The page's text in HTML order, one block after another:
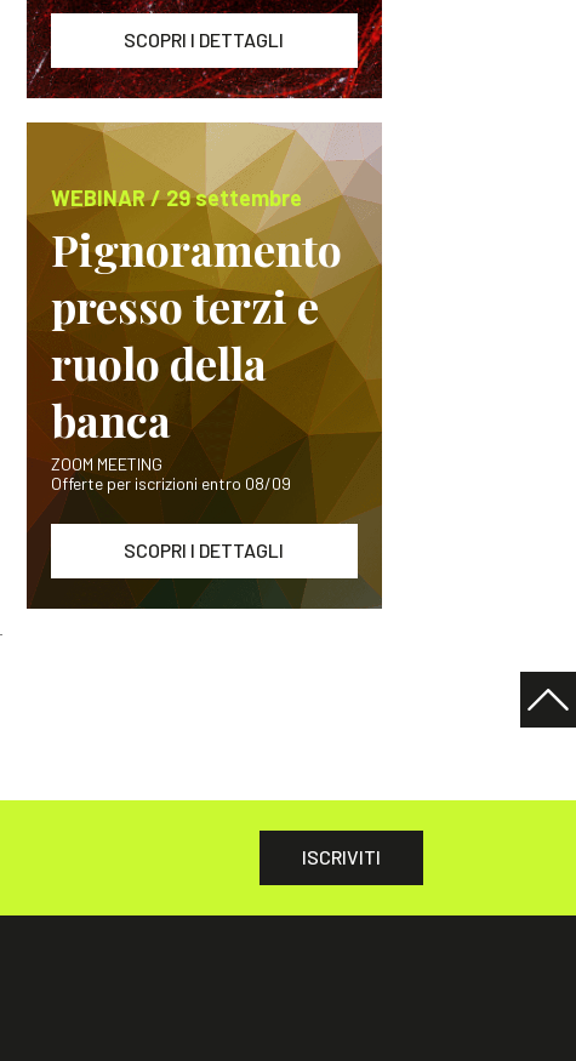
SCOPRI I DETTAGLI
WEBINAR / 29 settembre
Pignoramento
presso terzi e
ruolo della
banca
ZOOM MEETING
Offerte per iscrizioni entro 08/09
SCOPRI I DETTAGLI
ISCRIVITI